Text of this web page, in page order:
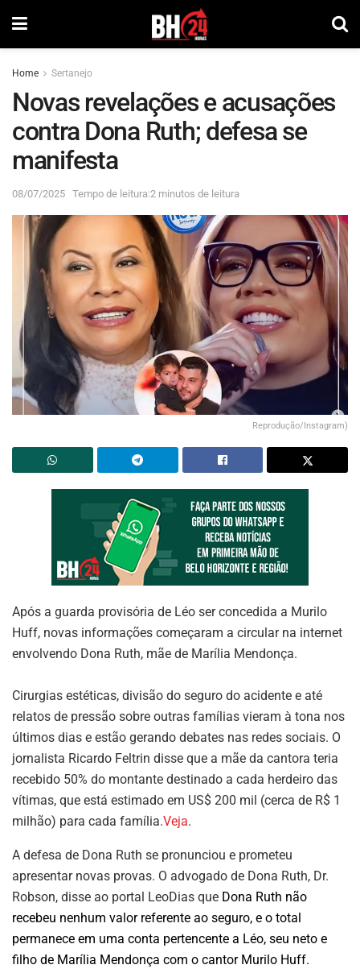
Home Sertanejo
Novas revelações e acusações
contra Dona Ruth; defesa se
manifesta
08/07/2025 Tempo de leitura:2 minutos de leitura
Reprodução/Instagram)
Após a guarda provisória de Léo ser concedida a Murilo
Huff, novas informações começaram a circular na internet
envolvendo Dona Ruth, mãe de Marília Mendonça.
Cirurgias estéticas, divisão do seguro do acidente e até
relatos de pressão sobre outras famílias vieram à tona nos
últimos dias e estão gerando debates nas redes sociais. O
jornalista Ricardo Feltrin disse que a mãe da cantora teria
recebido 50% do montante destinado a cada herdeiro das
vítimas, que está estimado em US$ 200 mil (cerca de R$ 1
milhão) para cada família.Veja.
A defesa de Dona Ruth se pronunciou e prometeu
apresentar novas provas. O advogado de Dona Ruth, Dr.
Robson, disse ao portal LeoDias que Dona Ruth não
recebeu nenhum valor referente ao seguro, e o total
permanece em uma conta pertencente a Léo, seu neto e
filho de Marília Mendonça com o cantor Murilo Huff.